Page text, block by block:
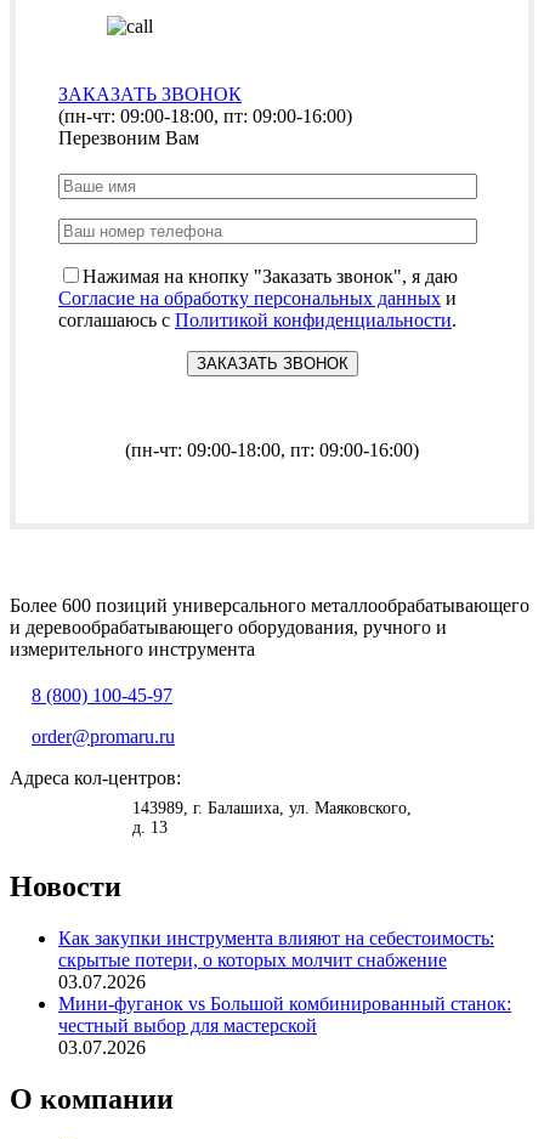
ЗАКАЗАТЬ ЗВОНОК
(пн-чт: 09:00-18:00, пт: 09:00-16:00)
Перезвоним Вам
Нажимая на кнопку "Заказать звонок", я даю
Согласие на обработку персональных данных и
соглашаюсь с Политикой конфиденциальности.
(пн-чт: 09:00-18:00, пт: 09:00-16:00)
Более 600 позиций универсального металлообрабатывающего
и деревообрабатывающего оборудования, ручного и
измерительного инструмента
8 (800) 100-45-97
order@promaru.ru
Адреса кол-центров:
143989 , г. Балашиха ул. Маяковского,
д. 13
Новости
Как закупки инструмента влияют на себестоимость:
скрытые потери, о которых молчит снабжение
03.07.2026
Мини-фуганок vs Большой комбинированный станок:
честный выбор для мастерской
03.07.2026
О компании